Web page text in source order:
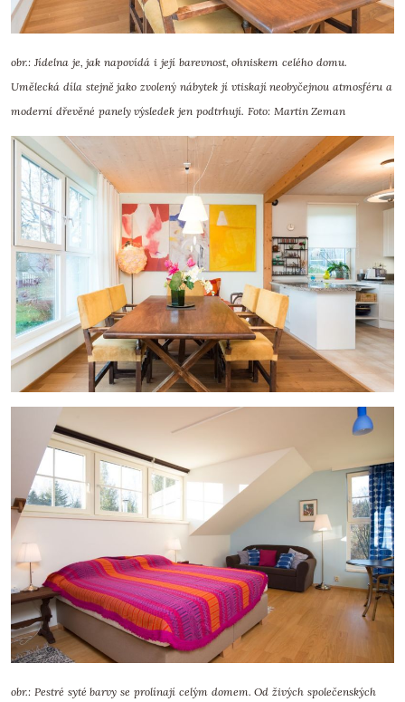
obr.: Jídelna je, jak napovídá i její barevnost, ohniskem celého domu.
Umělecká díla stejně jako zvolený nábytek jí vtiskají neobyčejnou atmosféru a
moderní dřevěné panely výsledek jen podtrhují. Foto: Martin Zeman
obr.: Pestré syté barvy se prolínají celým domem. Od živých společenských